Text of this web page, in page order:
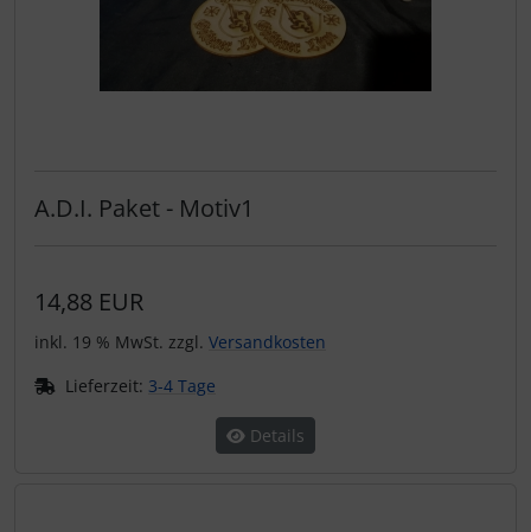
A.D.I. Paket - Motiv1
14,88 EUR
inkl. 19 % MwSt. zzgl. Versandkosten
Lieferzeit: 3-4 Tage
Details